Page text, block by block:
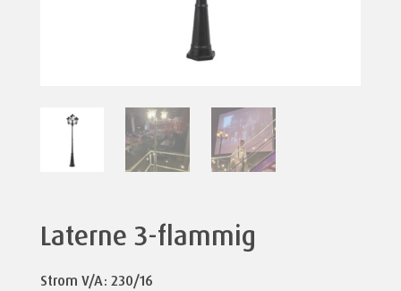
Laterne 3-flammig
Strom V/A: 230/16